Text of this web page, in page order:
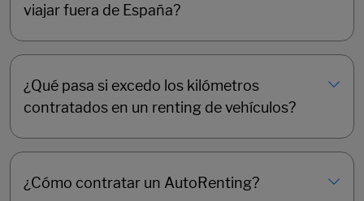
viajar fuera de España?
¿Qué pasa si excedo los kilómetros
contratados en un renting de vehículos?
¿Cómo contratar un AutoRenting?